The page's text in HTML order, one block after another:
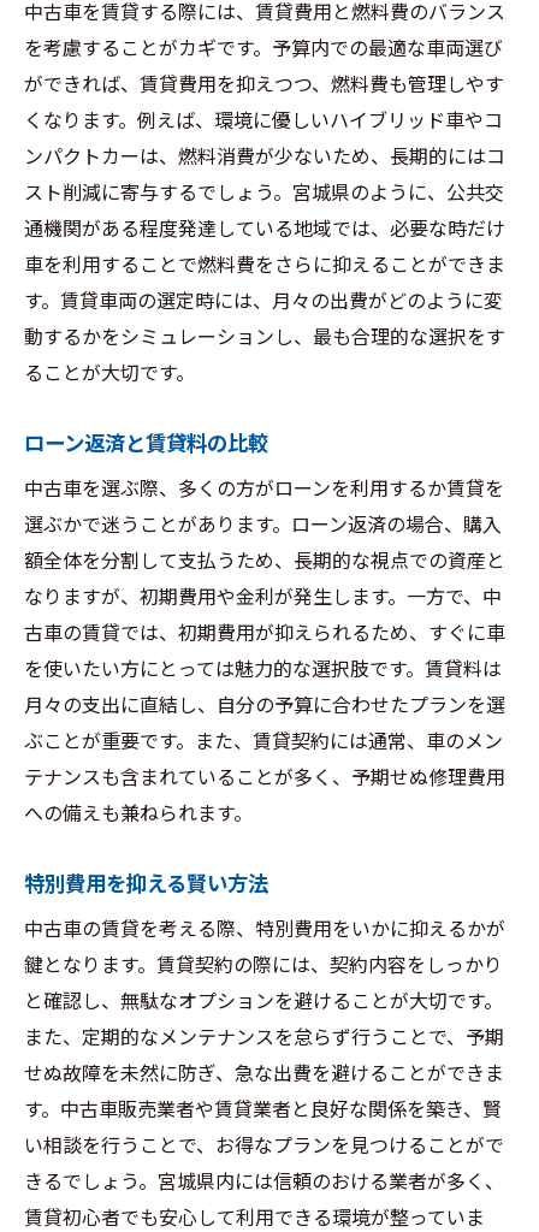
中古車を賃貸する際には、賃貸費用と燃料費のバランス
を考慮することがカギです。予算内での最適な車両選び
ができれば、賃貸費用を抑えつつ、燃料費も管理しやす
くなります。例えば、環境に優しいハイブリッド車やコ
ンパクトカーは、燃料消費が少ないため、長期的にはコ
スト削減に寄与するでしょう。宮城県のように、公共交
通機関がある程度発達している地域では、必要な時だけ
車を利用することで燃料費をさらに抑えることができま
す。賃貸車両の選定時には、月々の出費がどのように変
動するかをシミュレーションし、最も合理的な選択をす
ることが大切です。
ローン返済と賃貸料の比較
中古車を選ぶ際、多くの方がローンを利用するか賃貸を
選ぶかで迷うことがあります。ローン返済の場合、購入
額全体を分割して支払うため、長期的な視点での資産と
なりますが、初期費用や金利が発生します。一方で、中
古車の賃貸では、初期費用が抑えられるため、すぐに車
を使いたい方にとっては魅力的な選択肢です。賃貸料は
月々の支出に直結し、自分の予算に合わせたプランを選
ぶことが重要です。また、賃貸契約には通常、車のメン
テナンスも含まれていることが多く、予期せぬ修理費用
への備えも兼ねられます。
特別費用を抑える賢い方法
中古車の賃貸を考える際、特別費用をいかに抑えるかが
鍵となります。賃貸契約の際には、契約内容をしっかり
と確認し、無駄なオプションを避けることが大切です。
また、定期的なメンテナンスを怠らず行うことで、予期
せぬ故障を未然に防ぎ、急な出費を避けることができま
す。中古車販売業者や賃貸業者と良好な関係を築き、賢
い相談を行うことで、お得なプランを見つけることがで
きるでしょう。宮城県内には信頼のおける業者が多く、
賃貸初心者でも安心して利用できる環境が整っていま